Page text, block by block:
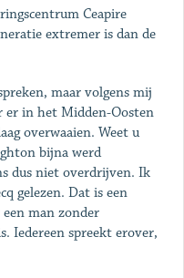
Ceapire
extremer is dan de
maar volgens mij
er in het Midden-Oosten
overwaaien. Weet u
bijna werd
dus niet overdrijven. Ik
gelezen. Dat is een
man zonder
Iedereen spreekt erover,